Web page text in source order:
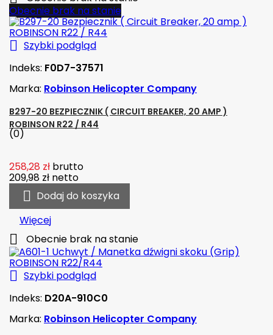
Obecnie brak na stanie
 Szybki podgląd
Indeks: F0D7-37571
Marka: Robinson Helicopter Company
B297-20 BEZPIECZNIK ( CIRCUIT BREAKER, 20 AMP )
ROBINSON R22 / R44
(0)
258,28 zł brutto
209,98 zł netto
 Dodaj do koszyka
Więcej
 Obecnie brak na stanie
 Szybki podgląd
Indeks: D20A-910C0
Marka: Robinson Helicopter Company